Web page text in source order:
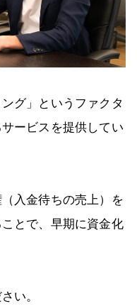
グ」というファクタ
ービスを提供してい
入金待ちの売上）を
とで、早期に資金化
い。